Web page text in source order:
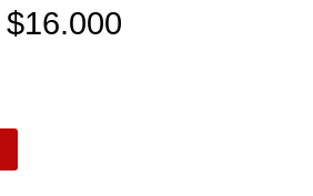
$16.000